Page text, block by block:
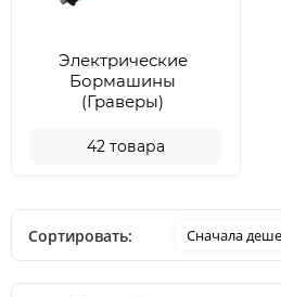
Электрические
Бормашины
(Граверы)
42товара
Сортировать: Сначала